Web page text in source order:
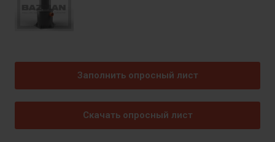
Заполнить опросный лист
Скачать опросный лист